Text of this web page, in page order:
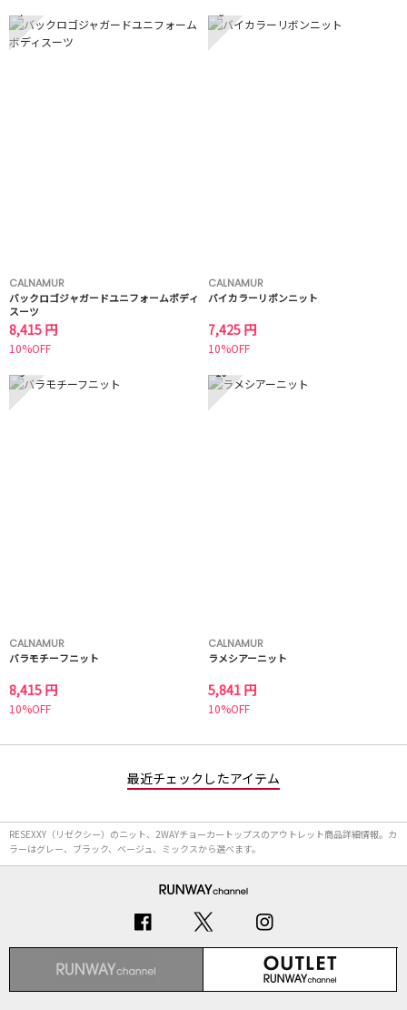
7
CALNAMUR
バックロゴジャガードユニフォームボディ
スーツ
8,415 円
10%OFF
8
CALNAMUR
バイカラーリボンニット
7,425 円
10%OFF
9
CALNAMUR
バラモチーフニット
8,415 円
10%OFF
10
CALNAMUR
ラメシアーニット
5,841 円
10%OFF
最近チェックしたアイテム
RESEXXY（リゼクシー）のニット、2WAYチョーカートップスのアウトレット商品詳細情報。カ
ラーはグレー、ブラック、ベージュ、ミックスから選べます。